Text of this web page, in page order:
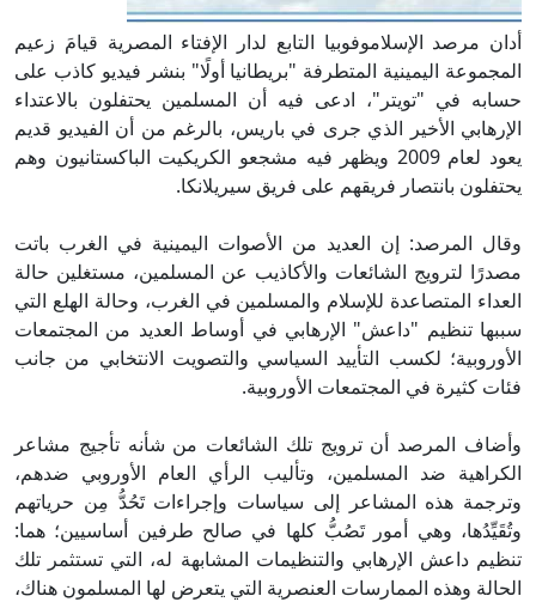
أدان مرصد الإسلاموفوبيا التابع لدار الإفتاء المصرية قيامَ زعيم
المجموعة اليمينية المتطرفة "بريطانيا أولًا" بنشر فيديو كاذب على
حسابه في "تويتر"، ادعى فيه أن المسلمين يحتفلون بالاعتداء
الإرهابي الأخير الذي جرى في باريس، بالرغم من أن الفيديو قديم
يعود لعام 2009 ويظهر فيه مشجعو الكريكيت الباكستانيون وهم
يحتفلون بانتصار فريقهم على فريق سيريلانكا.
وقال المرصد: إن العديد من الأصوات اليمينية في الغرب باتت
مصدرًا لترويج الشائعات والأكاذيب عن المسلمين، مستغلين حالة
العداء المتصاعدة للإسلام والمسلمين في الغرب، وحالة الهلع التي
سببها تنظيم "داعش" الإرهابي في أوساط العديد من المجتمعات
الأوروبية؛ لكسب التأييد السياسي والتصويت الانتخابي من جانب
فئات كثيرة في المجتمعات الأوروبية.
وأضاف المرصد أن ترويج تلك الشائعات من شأنه تأجيج مشاعر
الكراهية ضد المسلمين، وتأليب الرأي العام الأوروبي ضدهم،
وترجمة هذه المشاعر إلى سياسات وإجراءات تَحُدُّ مِن حرياتهم
وتُقَيِّدُها، وهي أمور تَصُبُّ كلها في صالح طرفين أساسيين؛ هما:
تنظيم داعش الإرهابي والتنظيمات المشابهة له، التي تستثمر تلك
الحالة وهذه الممارسات العنصرية التي يتعرض لها المسلمون هناك،